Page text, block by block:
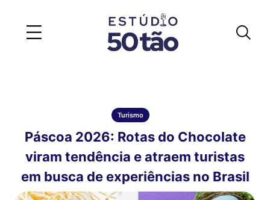
Turismo
Páscoa 2026: Rotas do Chocolate
viram tendência e atraem turistas
em busca de experiências no Brasil